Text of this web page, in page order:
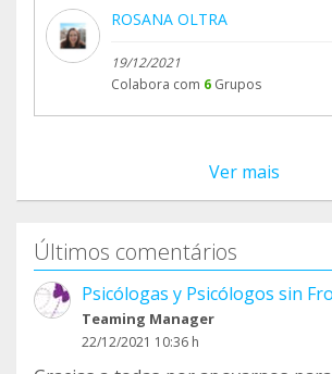
ROSANA OLTRA
19/12/2021
Colabora com 6 Grupos
Ver mais
Últimos comentários
Psicólogas y Psicólogos sin
Teaming Manager
22/12/2021 10:36 h